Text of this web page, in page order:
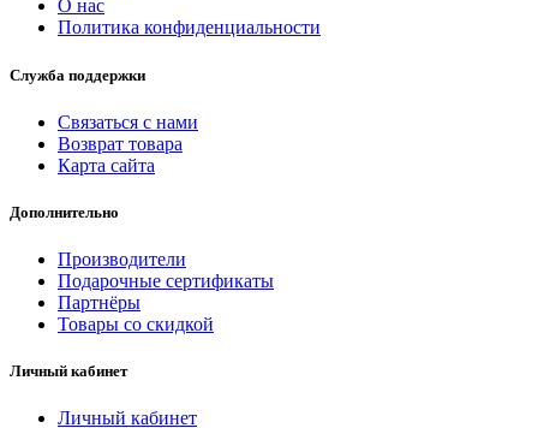
О нас
Политика конфиденциальности
Служба поддержки
Связаться с нами
Возврат товара
Карта сайта
Дополнительно
Производители
Подарочные сертификаты
Партнёры
Товары со скидкой
Личный кабинет
Личный кабинет